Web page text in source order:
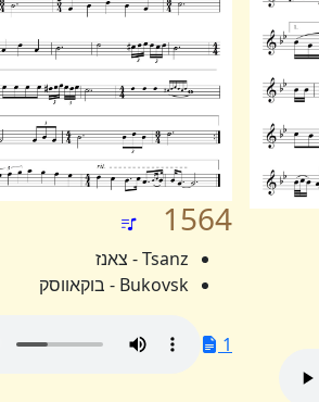
1564
Tsanz - צאנז
Bukovsk - בוקאווסק
1